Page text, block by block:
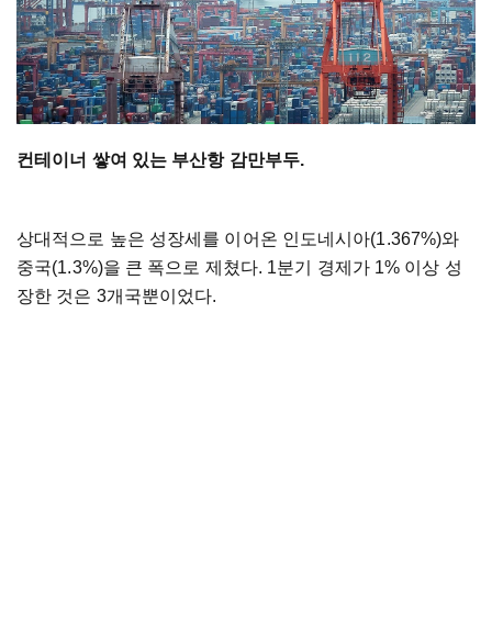
컨테이너 쌓여 있는 부산항 감만부두.
상대적으로 높은 성장세를 이어온 인도네시아(1.367%)와
중국(1.3%)을 큰 폭으로 제쳤다. 1분기 경제가 1% 이상 성
장한 것은 3개국뿐이었다.